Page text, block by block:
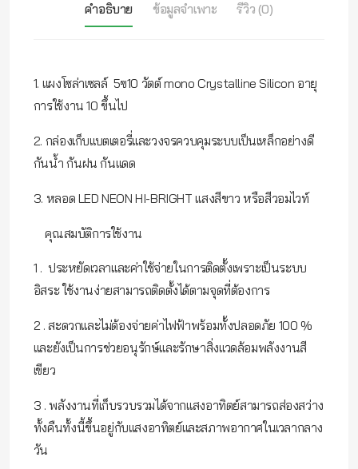
คำอธิบาย ข้อมูลจำเพาะ รีวิว (0)
1. แผงโซล่าเซลล์ 5ฃ10 วัตต์ mono Crystalline Silicon อายุ
การใช้งาน 10 ขึ้นไป
2. กล่องเก็บแบตเตอรี่และวงจรควบคุมระบบเป็นเหล็กอย่างดี
กันน้ำ กันฝน กันแดด
3. หลอด LED NEON HI-BRIGHT แสงสีขาว หรือสีวอมไวท์
คุณสมบัติการใช้งาน
1 . ประหยัดเวลาและค่าใช้จ่ายในการติดตั้งเพราะเป็นระบบ
อิสระ ใช้งานง่ายสามารถติดตั้งได้ตามจุดที่ต้องการ
2 . สะดวกและไม่ด้องจ่ายค่าไฟฟ้าพร้อมทั้งปลอดภัย 100 %
และยังเป็นการช่วยอนุรักษ์และรักษาสิ่งแวดล้อมพลังงานสี
เขียว
3 . พลังงานที่เก็บรวบรวมได้จากแสงอาทิตย์สามารถส่องสว่าง
ทั้งคืนทั้งนี้ขึ้นอยู่กับแสงอาทิตย์และสภาพอากาศในเวลากลาง
วัน